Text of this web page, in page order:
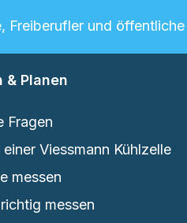
und
& Planen
Fragen
Viessmann Kühlzelle
messen
messen